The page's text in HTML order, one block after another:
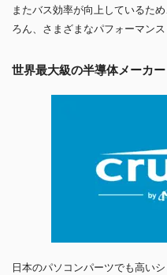
またバス効率が向上しているた
ろん、さまざまなパフォーマンス
世界最大級の半導体メーカ
日本のパソコンパーツでも高い